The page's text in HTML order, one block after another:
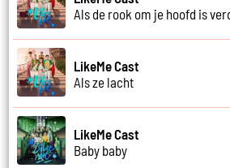
Als de rook om je hoofd is
LikeMe Cast
Als ze lacht
LikeMe Cast
Baby baby